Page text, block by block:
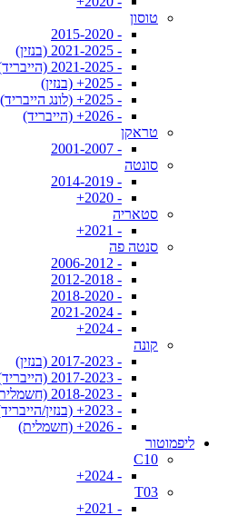
טוסון
- 2015-2020
- 2021-2025 (בנזין)
- 2021-2025 (הייבריד)
- 2025+ (בנזין)
- 2025+ (לונג הייבריד)
- 2026+ (הייבריד)
טראקן
- 2001-2007
סונטה
- 2014-2019
- 2020+
סטאריה
- 2021+
סנטה פה
- 2006-2012
- 2012-2018
- 2018-2020
- 2021-2024
- 2024+
קונה
- 2017-2023 (בנזין)
- 2017-2023 (הייבריד)
- 2018-2023 (חשמלית)
- 2023+ (בנזין/הייבריד)
- 2026+ (חשמלית)
ליפמוטור
C10
- 2024+
T03
- 2021+